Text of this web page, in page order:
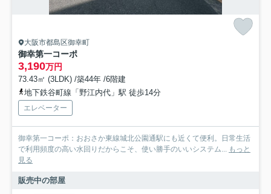
大阪市都島区御幸町
御幸第一コーポ
3,190万円
73.43㎡ (3LDK) /築44年 /6階建
地下鉄谷町線「野江内代」駅 徒歩14分
エレベーター
御幸第一コーポ：おおさか東線城北公園通駅にも近くて便利。日常生活
で利用頻度の高い水回りだからこそ、使い勝手のいいシステム... もっと
見る
販売中の部屋